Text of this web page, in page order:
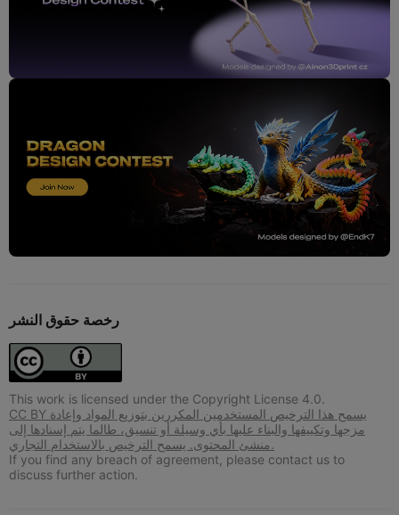
رخصة حقوق النشر
This work is licensed under the Copyright License 4.0.
CC BY يسمح هذا الترخيص المستخدمين المكررين بتوزيع المواد وإعادة
مزجها وتكييفها والبناء عليها بأي وسيلة أو تنسيق، طالما يتم إسنادها إلى
منشئ المحتوى. يسمح الترخيص بالاستخدام التجاري.
If you find any breach of agreement, please contact us to
discuss further action.